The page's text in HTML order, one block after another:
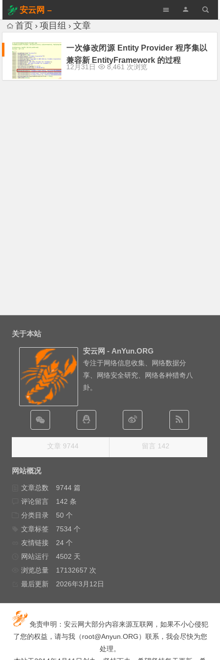
安云网 –
AnYun.ORG
首页 项目组 文章
一次修改闭源 Entity Provider 程序集以
兼容新 EntityFramework 的过程
12月31日 8,461 次浏览
关于本站
安云网 - AnYun.ORG
专注于网络信息收集、网络数据分
享、网络安全研究、网络各种猎奇八
卦。
文章 9744 留言 142
网站概况
文章总数
9744 篇
评论留言
142 条
分类目录
50 个
文章标签
7534 个
友情链接
24 个
网站运行
4502 天
浏览总量
17132657 次
最后更新
2026年3月12日
免责申明：安云网大部分内容来源互联网，如果不小心侵犯
了您的权益，请与我（root@Anyun.ORG）联系，我会尽快为您
处理。